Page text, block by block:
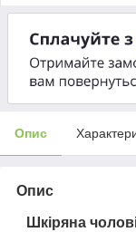
Опис
Опис
Шкіряна